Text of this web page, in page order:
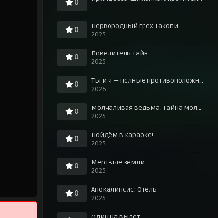
0
0 Первородный грех Такопи
2025
0 Повелитель тайн
2025
0 Ты и я — полные противоположности
2026
0 Молчаливая ведьма: Тайна молчаливой колдуньи
2025
0 Пойдём в караоке!
2025
0 Мёртвые земли
2025
0 Апокалипсис: Отель
2025